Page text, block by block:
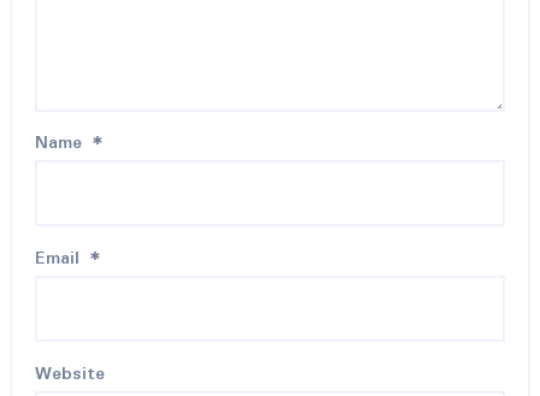
Name *
Email *
Website